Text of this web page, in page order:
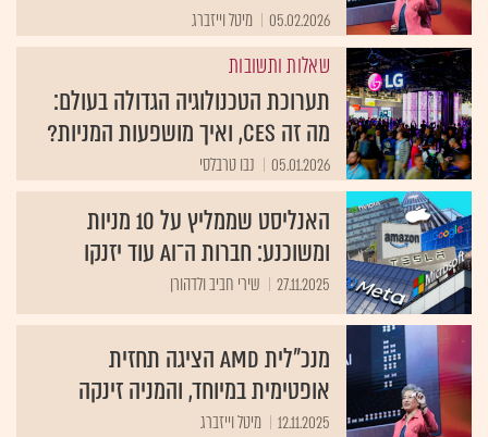
05.02.2026 מיטל וייזברג
שאלות ותשובות
תערוכת הטכנולוגיה הגדולה בעולם:
מה זה CES, ואיך מושפעות המניות?
05.01.2026 נבו טרבלסי
האנליסט שממליץ על 10 מניות
ומשוכנע: חברות ה־AI עוד יזנקו
27.11.2025 שירי חביב ולדהורן
מנכ"לית AMD הציגה תחזית
אופטימית במיוחד, והמניה זינקה
12.11.2025 מיטל וייזברג